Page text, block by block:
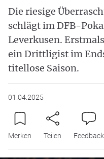
Die riesige
schlägt im DFB-
Leverkusen.
ein Drittligist im
titellose Saison.
01.04.2025
Merken Teilen Feedback